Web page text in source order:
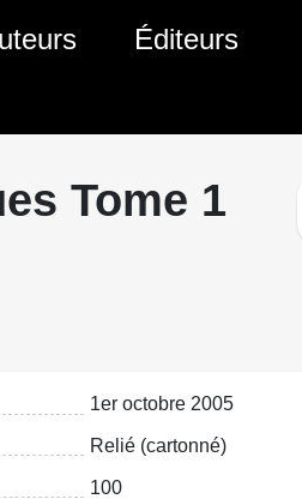
Éditeurs
Tome 1
1er octobre 2005
Relié (cartonné)
100